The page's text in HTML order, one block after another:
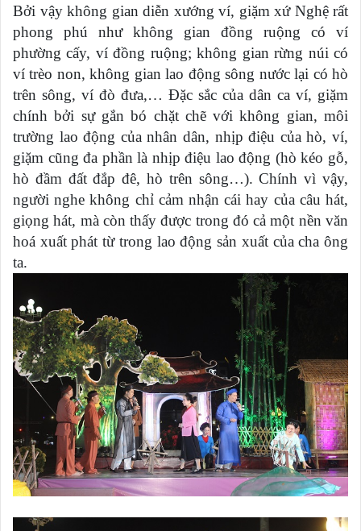
Bởi vậy không gian diễn xướng ví, giặm xứ Nghệ rất
phong phú như không gian đồng ruộng có ví
phường cấy, ví đồng ruộng; không gian rừng núi có
ví trèo non, không gian lao động sông nước lại có hò
trên sông, ví đò đưa,… Đặc sắc của dân ca ví, giặm
chính bởi sự gắn bó chặt chẽ với không gian, môi
trường lao động của nhân dân, nhịp điệu của hò, ví,
giặm cũng đa phần là nhịp điệu lao động (hò kéo gỗ,
hò đầm đất đắp đê, hò trên sông…). Chính vì vậy,
người nghe không chỉ cảm nhận cái hay của câu hát,
giọng hát, mà còn thấy được trong đó cả một nền văn
hoá xuất phát từ trong lao động sản xuất của cha ông
ta.